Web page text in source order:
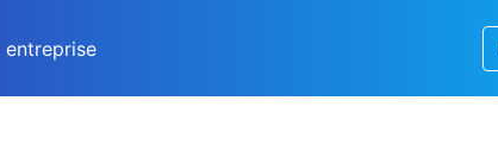
entreprise